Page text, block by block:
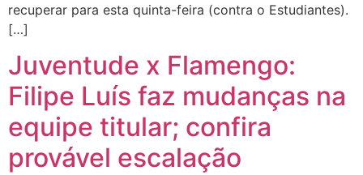
recuperar para esta quinta-feira (contra o Estudiantes).
[…]
Juventude x Flamengo:
Filipe Luís faz mudanças na
equipe titular; confira
provável escalação